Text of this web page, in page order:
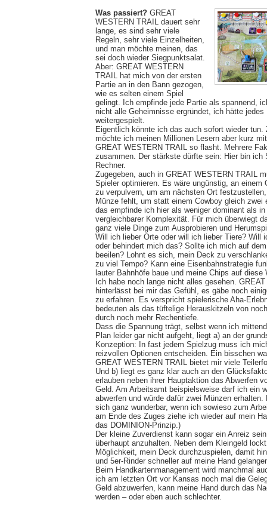
Was passiert? GREAT
WESTERN TRAIL dauert sehr
lange, es sind sehr viele
Regeln, sehr viele Einzelheiten,
und man möchte meinen, das
sei doch wieder Siegpunktsalat.
Aber: GREAT WESTERN
TRAIL hat mich von der ersten
Partie an in den Bann gezogen,
wie es selten einem Spiel
gelingt. Ich empfinde jede Partie als spannend,
nicht alle Geheimnisse ergründet, ich hätte jedes
weitergespielt.
Eigentlich könnte ich das auch sofort wieder tun.
möchte ich meinen Millionen Lesern aber kurz
GREAT WESTERN TRAIL so flasht. Mehrere
zusammen. Der stärkste dürfte sein: Hier bin ich
Rechner.
Zugegeben, auch in GREAT WESTERN TRAIL
Spieler optimieren. Es wäre ungünstig, an einem
zu verpulvern, um am nächsten Ort
Münze fehlt, um statt einem Cowboy gleich zwei
das empfinde ich hier als weniger dominant als
vergleichbarer Komplexität. Für mich überwiegt
ganz viele Dinge zum Ausprobieren und
Will ich lieber Orte oder will ich lieber Tiere? Will
oder behindert mich das? Sollte ich mich auf
beeilen? Lohnt es sich, mein Deck zu
zu viel Tempo? Kann eine Eisenbahnstrategie
lauter Bahnhöfe baue und meine Chips auf diese
Ich habe noch lange nicht alles gesehen.
hinterlässt bei mir das Gefühl, es gäbe noch
zu erfahren. Es verspricht spielerische Aha-
bedeuten als das tüftelige Herauskitzeln von
durch noch mehr Rechentiefe.
Dass die Spannung trägt, selbst wenn ich
Plan leider gar nicht aufgeht, liegt a) an der
Konzeption: In fast jedem Spielzug muss ich
reizvollen Optionen entscheiden. Ein bisschen
GREAT WESTERN TRAIL bietet mir viele
Und b) liegt es ganz klar auch an den
erlauben neben ihrer Hauptaktion das Abwerfen
Geld. Am Arbeitsamt beispielsweise darf ich ein
abwerfen und würde dafür zwei Münzen
sich ganz wunderbar, wenn ich sowieso zum
am Ende des Zuges ziehe ich wieder auf mein
das DOMINION-Prinzip.)
Der kleine Zuverdienst kann sogar ein Anreiz
überhaupt anzuhalten. Neben dem Kleingeld
Möglichkeit, mein Deck durchzuspielen, damit
und 5er-Rinder schneller auf meine Hand
Beim Handkartenmanagement wird manchmal
ich am letzten Ort vor Kansas noch mal die
Geld abzuwerfen, kann meine Hand durch das
werden – oder eben auch schlechter.